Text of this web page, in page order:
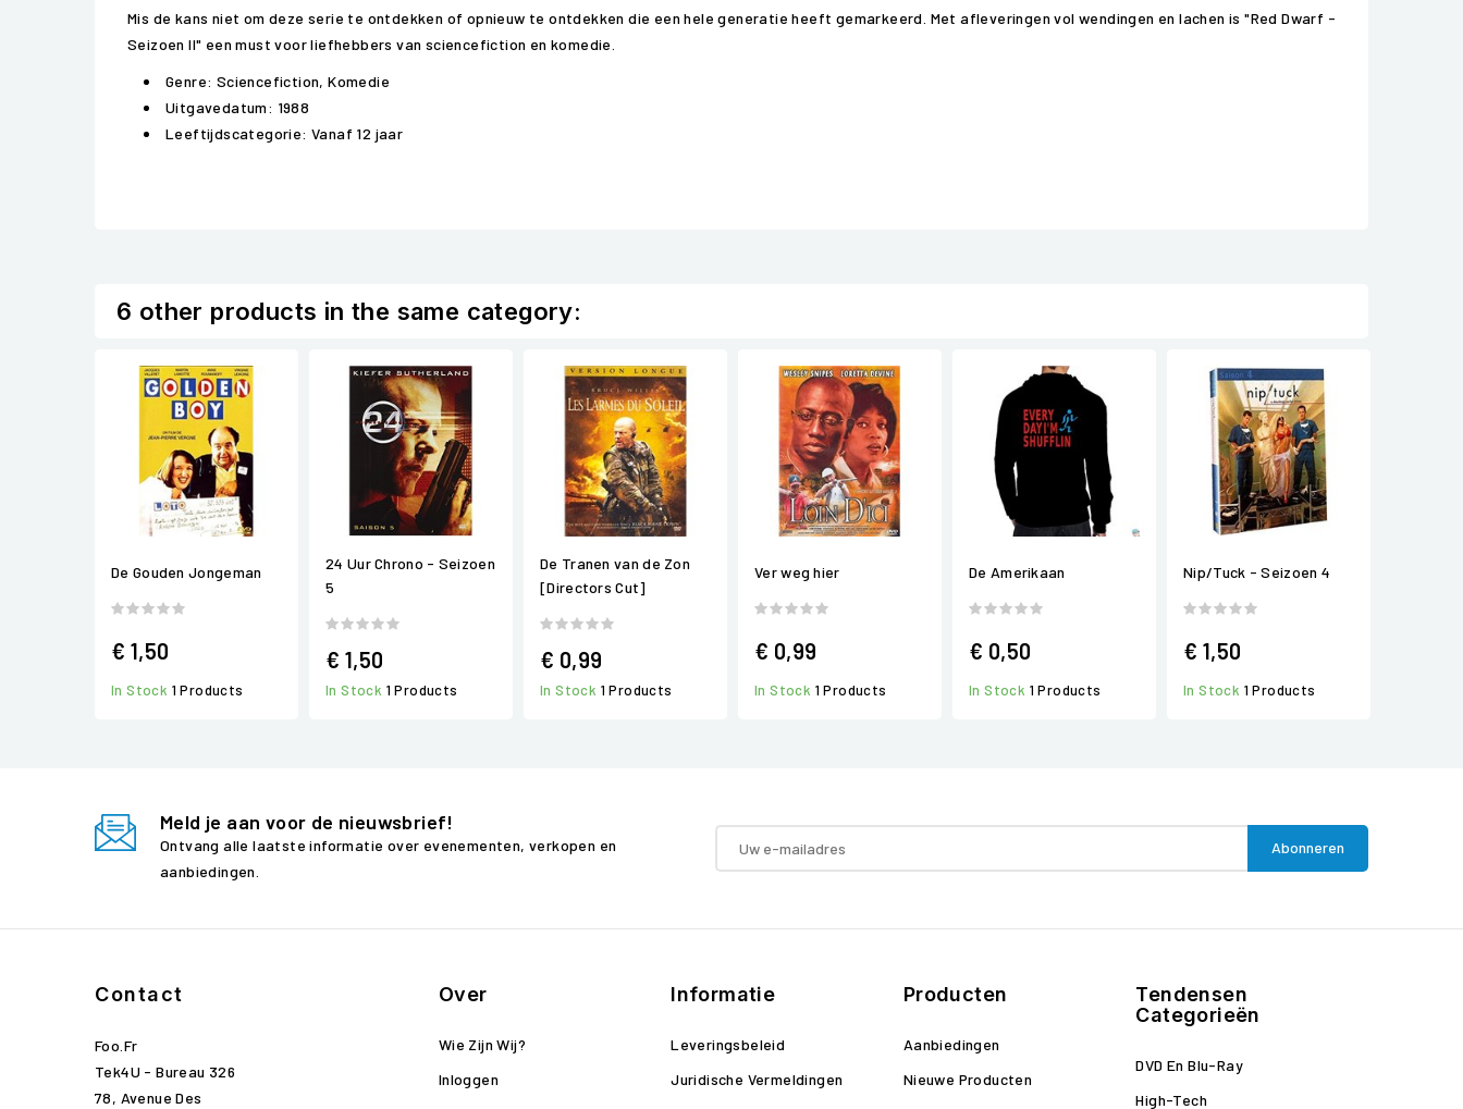
Mis de kans niet om deze serie te ontdekken of opnieuw te ontdekken die een hele generatie heeft gemarkeerd. Met afleveringen vol wendingen en lachen is "Red Dwarf -
Seizoen II" een must voor liefhebbers van sciencefiction en komedie.
Genre: Sciencefiction, Komedie
Uitgavedatum: 1988
Leeftijdscategorie: Vanaf 12 jaar
6 other products in the same category:
De Gouden Jongeman
€ 1,50
In Stock 1 Products
24 Uur Chrono - Seizoen
5
€ 1,50
In Stock 1 Products
De Tranen van de Zon
[Directors Cut]
€ 0,99
In Stock 1 Products
Ver weg hier
€ 0,99
In Stock 1 Products
De Amerikaan
€ 0,50
In Stock 1 Products
Nip/Tuck - Seizoen 4
€ 1,50
In Stock 1 Products
Meld je aan voor de nieuwsbrief!
Ontvang alle laatste informatie over evenementen, verkopen en
aanbiedingen.
Contact
Foo.fr
Tek4U - Bureau 326
78, Avenue Des
Over
Wie Zijn Wij?
Inloggen
Informatie
Leveringsbeleid
Juridische Vermeldingen
Producten
Aanbiedingen
Nieuwe Producten
Tendensen
Categorieën
DVD En Blu-Ray
High-Tech